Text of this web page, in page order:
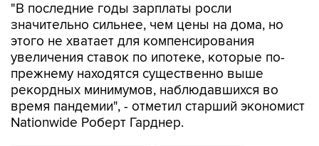
"В последние годы зарплаты росли
значительно сильнее, чем цены на дома, но
этого не хватает для компенсирования
увеличения ставок по ипотеке, которые по-
прежнему находятся существенно выше
рекордных минимумов, наблюдавшихся во
время пандемии", - отметил старший экономист
Nationwide Роберт Гарднер.